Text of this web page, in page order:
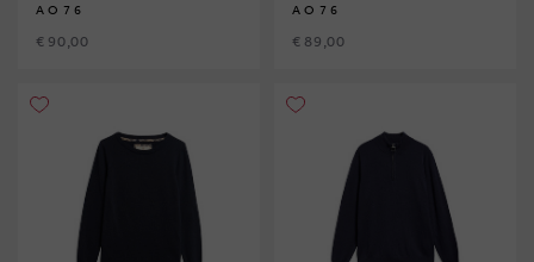
AO76
€ 90,00
AO76
€ 89,00